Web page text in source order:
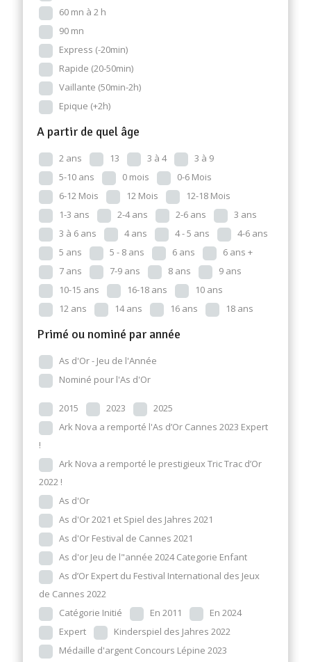
60 mn à 2 h
90 mn
Express (-20min)
Rapide (20-50min)
Vaillante (50min-2h)
Epique (+2h)
A partir de quel âge
2 ans 13 3 à 4
3 à 9
5-10 ans
0 mois
0-6 Mois
6-12 Mois
12 Mois
12-18 Mois
1-3 ans
2-4 ans 2-6 ans
3 ans
3 à 6 ans
4 ans 4 - 5 ans
4-6 ans
5 ans
5 - 8 ans 6 ans
6 ans +
7 ans
7-9 ans 8 ans
9 ans
10-15 ans
16-18 ans
10 ans
12 ans
14 ans 16 ans 18 ans
Primé ou nominé par année
As d'Or - Jeu de l'Année
Nominé pour l'As d'Or
2015 2023
2025
Ark Nova a remporté l'As d’Or Cannes 2023 Expert
!
Ark Nova a remporté le prestigieux Tric Trac d’Or
2022 !
As d'Or
As d'Or 2021 et Spiel des Jahres 2021
As d'Or Festival de Cannes 2021
As d'or Jeu de l"année 2024 Categorie Enfant
As d’Or Expert du Festival International des Jeux
de Cannes 2022
Catégorie Initié
En 2011
En 2024
Expert
Kinderspiel des Jahres 2022
Médaille d'argent Concours Lépine 2023